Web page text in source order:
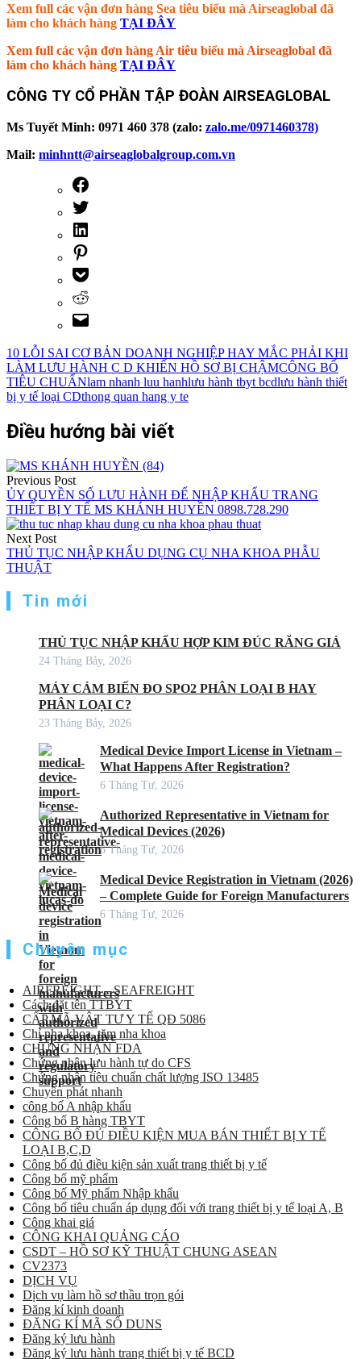
Xem full các vận đơn hàng Sea tiêu biểu mà Airseaglobal đã
làm cho khách hàng TẠI ĐÂY
Xem full các vận đơn hàng Air tiêu biểu mà Airseaglobal đã
làm cho khách hàng TẠI ĐÂY
CÔNG TY CỔ PHẦN TẬP ĐOÀN AIRSEAGLOBAL
Ms Tuyết Minh: 0971 460 378 (zalo: zalo.me/0971460378)
Mail: minhntt@airseaglobalgroup.com.vn
10 LỖI SAI CƠ BẢN DOANH NGHIỆP HAY MẮC PHẢI KHI
LÀM LƯU HÀNH C D KHIẾN HỒ SƠ BỊ CHẬMCÔNG BỐ
TIÊU CHUẨNlam nhanh luu hanhlưu hành tbyt bcdlưu hành thiết
bị y tế loại CDthong quan hang y te
Điều hướng bài viết
Previous Post
ỦY QUYỀN SỐ LƯU HÀNH ĐỂ NHẬP KHẨU TRANG
THIẾT BỊ Y TẾ MS KHÁNH HUYỀN 0898.728.290
Next Post
THỦ TỤC NHẬP KHẨU DỤNG CỤ NHA KHOA PHẪU
THUẬT
Tin mới
THỦ TỤC NHẬP KHẨU HỢP KIM ĐÚC RĂNG GIẢ
24 Tháng Bảy, 2026
MÁY CẢM BIẾN ĐO SPO2 PHÂN LOẠI B HAY
PHÂN LOẠI C?
23 Tháng Bảy, 2026
Medical Device Import License in Vietnam –
What Happens After Registration?
6 Tháng Tư, 2026
Authorized Representative in Vietnam for
Medical Devices (2026)
6 Tháng Tư, 2026
Medical Device Registration in Vietnam (2026)
– Complete Guide for Foreign Manufacturers
6 Tháng Tư, 2026
Chuyên mục
AIRFREIGHT – SEAFREIGHT
Cách đặt tên TTBYT
CẤP MÃ VẬT TƯ Y TẾ QĐ 5086
Chỉ nha khoa, tăm nha khoa
CHỨNG NHẬN FDA
Chứng nhận lưu hành tự do CFS
Chứng nhận tiêu chuẩn chất lượng ISO 13485
Chuyển phát nhanh
công bố A nhập khẩu
Công bố B hàng TBYT
CÔNG BỐ ĐỦ ĐIỀU KIỆN MUA BÁN THIẾT BỊ Y TẾ
LOẠI B,C,D
Công bố đủ điều kiện sản xuất trang thiết bị y tế
Công bố mỹ phẩm
Công bố Mỹ phẩm Nhập khẩu
Công bố tiêu chuẩn áp dụng đối với trang thiết bị y tế loại A, B
Công khai giá
CÔNG KHAI QUẢNG CÁO
CSDT – HỒ SƠ KỸ THUẬT CHUNG ASEAN
CV2373
DỊCH VỤ
Dịch vụ làm hồ sơ thầu trọn gói
Đăng kí kinh doanh
ĐĂNG KÍ MÃ SỐ DUNS
Đăng ký lưu hành
Đăng ký lưu hành trang thiết bị y tế BCD